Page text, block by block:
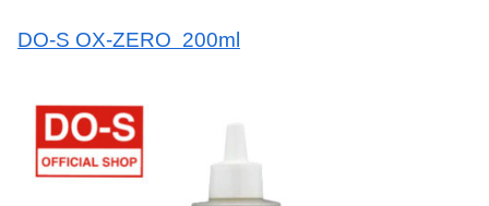
DO-S OX-ZERO 200ml